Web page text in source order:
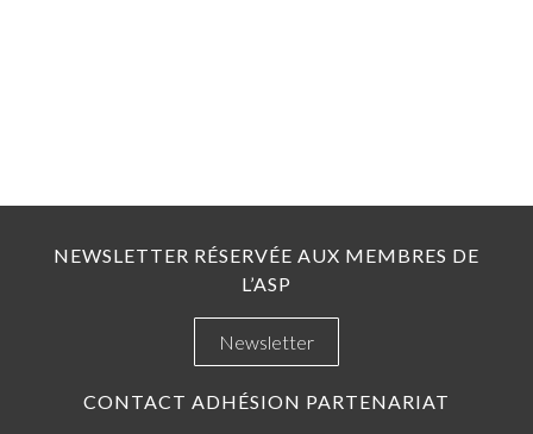
NEWSLETTER RÉSERVÉE AUX MEMBRES DE
L’ASP
Newsletter
CONTACT ADHÉSION PARTENARIAT